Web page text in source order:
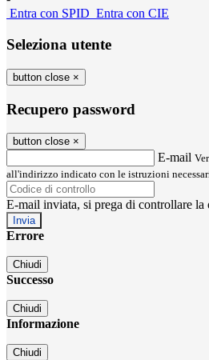
Entra con SPID Entra con CIE
Seleziona utente
button close ×
Recupero password
button close ×
E-mail
all'indirizzo indicato con le istruzioni
E-mail inviata, si prega di controllare la
Errore
Chiudi
Successo
Chiudi
Informazione
Chiudi